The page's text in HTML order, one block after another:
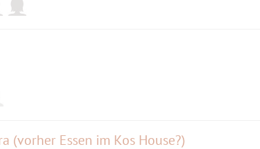
(vorher Essen im Kos House?)